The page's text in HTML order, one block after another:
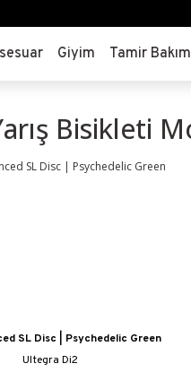
Giyim Tamir Bakım
Bisikleti
SL Disc | Psychedelic Green
Ultegra Di2